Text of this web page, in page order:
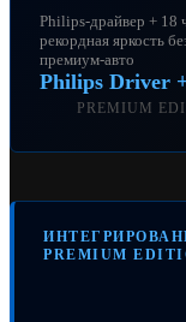
Philips-драйвер +
рекордная яркость
премиум-авто
Philips Driver
PREMIUM
PREMIUM